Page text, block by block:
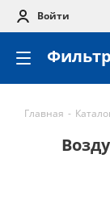
Войти
Главная -